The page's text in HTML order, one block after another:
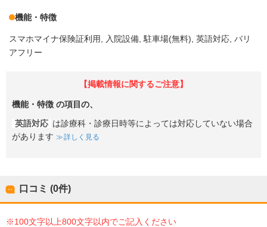
機能・特徴
スマホマイナ保険証利用 入院設備 駐車場(無料) 英語対応 バリ
アフリー
【掲載情報に関するご注意】
機能・特徴 の項目の、
英語対応 は診療科・診療日時等によっては対応していない場合
があります
詳しく見る
口コミ (0件)
※100文字以上800文字以内でご記入ください